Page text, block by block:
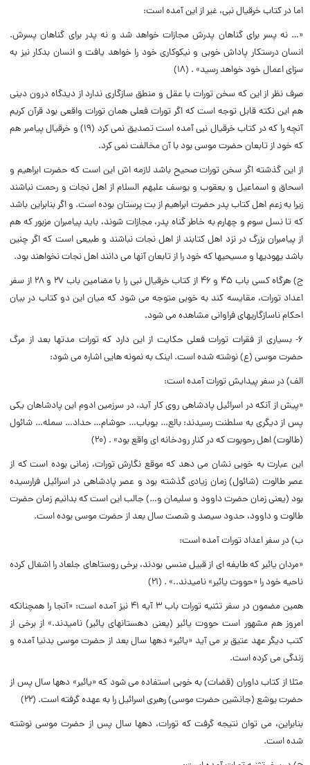
اما در کتاب خرقیال نبى، غیر از این آمده است:
«… نه پسر براى گناهان پدرش مجازات خواهد شد و نه پدر براى گناهان پسرش.
انسان درستکار پاداش خوبى و نیکوکارى خود را خواهد یافت و انسان بدکار نیز به
سزاى اعمال خود خواهد رسید» . (۱۸)
صرف نظر از این که سخن تورات با عقل و منطق سازگارى ندارد از دیدگاه درون دینى
هم این نکته قابل توجه است که اگر تورات فعلى همان تورات واقعى بود قرآن کریم
آنچه را که در کتاب خرقیال نبى آمده است تصدیق نمى کرد (۱۹) و خرقیال پیامبر هم
که خود از تابعان حضرت موسى بود با آن مخالفت نمى کرد.
از این گذشته اگر سخن تورات صحیح باشد لازمه اش این است که حضرت ابراهیم و
اسحاق و اسماعیل و یعقوب و یوسف علیهم السلام از اهل نجات و رحمت نباشند
زیرا به زعم اهل کتاب پدر حضرت ابراهیم از بت پرستان بوده است. و اگر بنابراین باشد
که تا نسل سوم و چهارم به خاطر گناه پدر، مجازات شوند، باید پیامبران مزبور که هم
از پیامبران بزرگ در نزد اهل کتابند از اهل نجات نباشند و طبیعى است که اگر چنین
باشد یهودیها و مسیحیها که خود را از تابعان آنها مى دانند اهل نجات نخواهند بود.
ج) هرگاه کسى باب ۴۵ و ۴۶ از کتاب خرقیال نبى را با مضامین باب ۲۷ و ۲۸ از سفر
اعداد تورات، مقایسه کند به خوبى متوجه مى شود که میان این دو کتاب در بیان
احکام ناسازگاریهاى فراوانى مشاهده مى شود.
۶- بسیارى از فقرات تورات فعلى حکایت از این دارد که تورات مدتها بعد از مرگ
حضرت موسى (ع) نوشته شده است. اینک به نمونه هایى اشاره مى شود:
الف) در سفر پیدایش تورات آمده است:
«پیش از آنکه در اسرائیل پادشاهى روى کار آید، در سرزمین ادوم این پادشاهان یکى
پس از دیگرى به سلطنت رسیدند: بالع… یوباب… حوشام… حداد… سمله… شائول
(طالوت) اهل رحوبوت که در کنار رودخانه اى واقع بود» . (۲۰)
این عبارت به خوبى نشان مى دهد که موقع نگارش تورات، زمانى بوده است که از
عصر طالوت (شائول) زمان زیادى گذشته بود و عصر پادشاهى در اسرائیل فرارسیده
بود (یعنى زمان حضرت داوود و سلیمان و…) جالب این است که بدانیم زمان حضرت
طالوت و داوود، حدود سیصد و شصت سال بعد از حضرت موسى بوده است.
ب) در سفر اعداد تورات آمده است:
«مردان یائیر که طایفه اى از قبیل منسى بودند، برخى روستاهاى جلعاد را اشغال کرده
ناحیه خود را «حووت یائیر» نامیدند..» . (۲۱)
همین مضمون در سفر تثنیه تورات باب ۳ آیه ۴۱ نیز آمده است: «آنجا را همچنانکه
امروز هم مشهور است حووت یائیر (یعنى دهستانهاى یائیر) نامیدند.» از برخى از
کتب دیگر عهد عتیق بر مى آید «یائیر» دهها سال بعد از حضرت موسى بدنیا آمده و
زندگى مى کرده است.
مثلا از کتاب داوران (قضات) به خوبى استفاده مى شود که «یائیر» دهها سال پس از
حضرت یوشع (جانشین حضرت موسى) رهبرى اسرائیل را به عهده گرفته است. (۲۲)
بنابراین، مى توان نتیجه گرفت که تورات، دهها سال پس از حضرت موسى نوشته
شده است.